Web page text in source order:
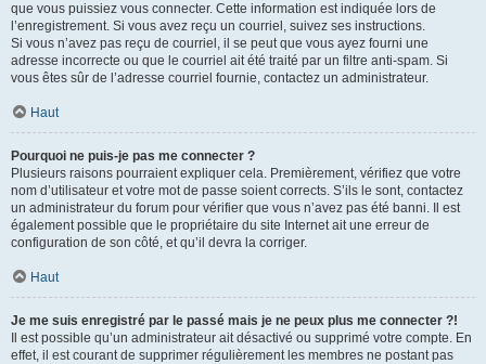
que vous puissiez vous connecter. Cette information est indiquée lors de
l’enregistrement. Si vous avez reçu un courriel, suivez ses instructions.
Si vous n’avez pas reçu de courriel, il se peut que vous ayez fourni une
adresse incorrecte ou que le courriel ait été traité par un filtre anti-spam. Si
vous êtes sûr de l’adresse courriel fournie, contactez un administrateur.
Haut
Pourquoi ne puis-je pas me connecter ?
Plusieurs raisons pourraient expliquer cela. Premièrement, vérifiez que votre
nom d’utilisateur et votre mot de passe soient corrects. S’ils le sont, contactez
un administrateur du forum pour vérifier que vous n’avez pas été banni. Il est
également possible que le propriétaire du site Internet ait une erreur de
configuration de son côté, et qu’il devra la corriger.
Haut
Je me suis enregistré par le passé mais je ne peux plus me connecter ?!
Il est possible qu’un administrateur ait désactivé ou supprimé votre compte. En
effet, il est courant de supprimer régulièrement les membres ne postant pas